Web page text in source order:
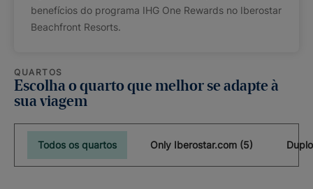
benefícios do programa IHG One Rewards no Iberostar
Beachfront Resorts.
QUARTOS
Escolha o quarto que melhor se adapte à
sua viagem
Todos os quartos Only Iberostar.com (5)